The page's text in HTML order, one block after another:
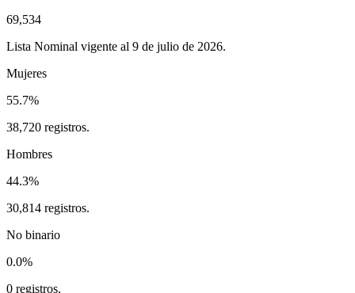
69,534
Lista Nominal vigente al 9 de julio de 2026.
Mujeres
55.7%
38,720 registros.
Hombres
44.3%
30,814 registros.
No binario
0.0%
0 registros.